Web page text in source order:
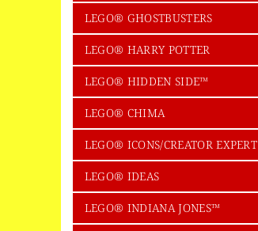
LEGO® GHOSTBUSTERS
LEGO® HARRY POTTER
LEGO® HIDDEN SIDE™
LEGO® CHIMA
LEGO® ICONS/CREATOR EXPERT
LEGO® IDEAS
LEGO® INDIANA JONES™